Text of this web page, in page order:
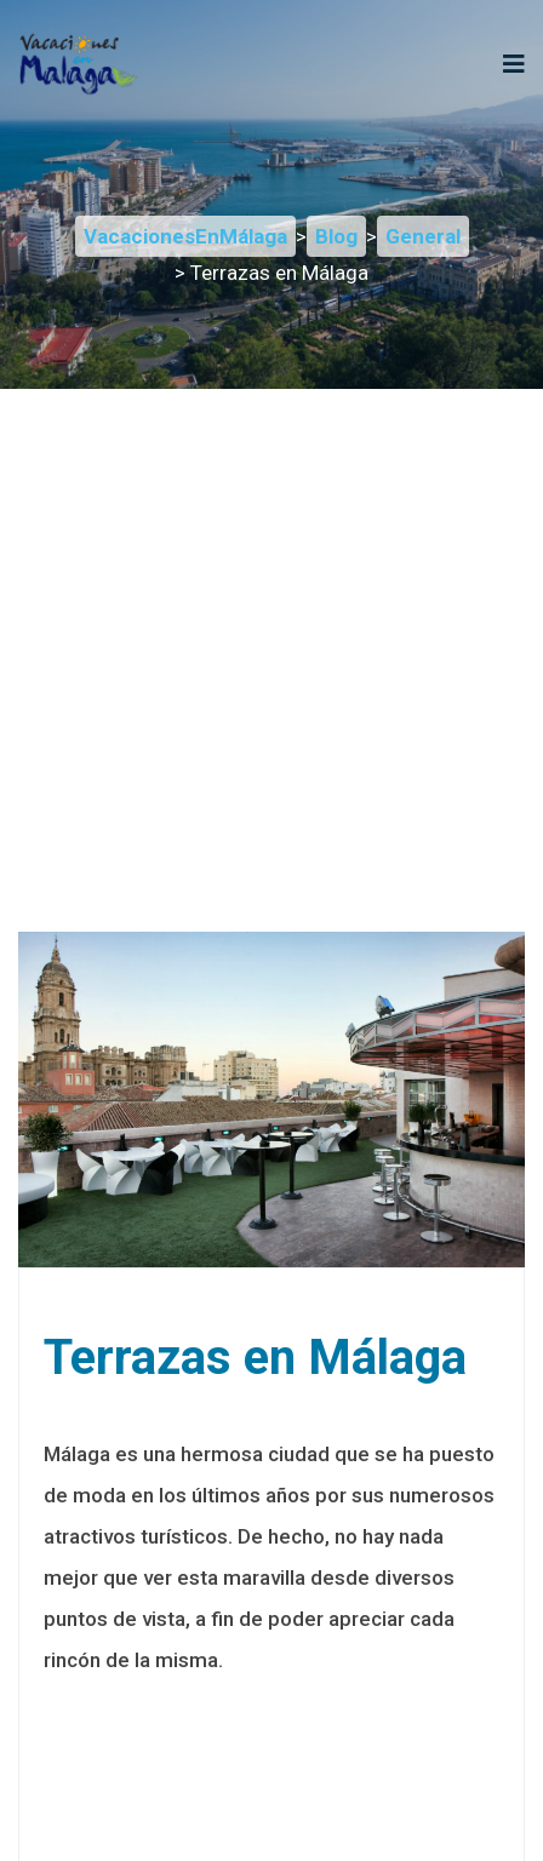
VacacionesEnMálaga > Blog > General
> Terrazas en Málaga
Terrazas en Málaga
Málaga es una hermosa ciudad que se ha puesto
de moda en los últimos años por sus numerosos
atractivos turísticos. De hecho, no hay nada
mejor que ver esta maravilla desde diversos
puntos de vista, a fin de poder apreciar cada
rincón de la misma.